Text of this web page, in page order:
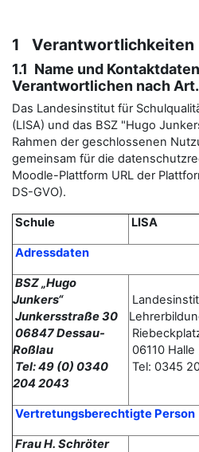
1 Verantwortlichkeiten
1.1 Name und
Verantwortlichen nach Art.
Das Landesinstitut für
(LISA) und das BSZ "Hugo
Rahmen der geschlossenen
gemeinsam für die
Moodle-Plattform URL der
DS-GVO).
Schule LISA
Adressdaten
BSZ „Hugo
Junkers“
Junkersstraße 30
06847 Dessau-
Roßlau
Tel: 49 (0) 0340
204 2043
06110 Halle
Tel: 0345
Vertretungsberechtigte Person
Frau H. Schröter